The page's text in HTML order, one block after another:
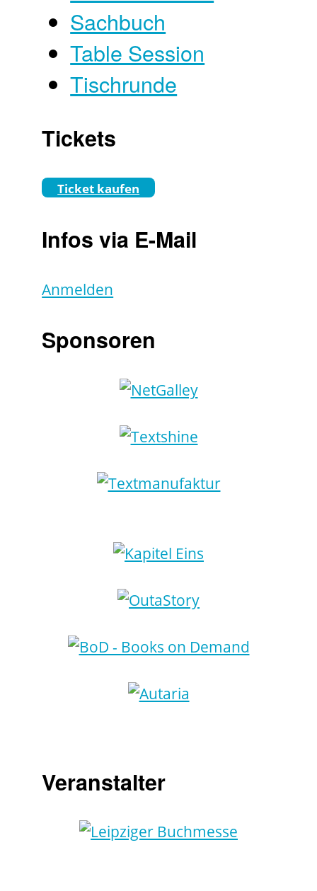
Sachbuch
Table Session
Tischrunde
Tickets
Ticket kaufen
Infos via E-Mail
Anmelden
Sponsoren
Veranstalter